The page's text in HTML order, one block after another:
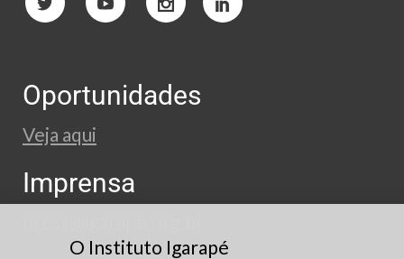
Oportunidades
Veja aqui
Imprensa
O Instituto Igarapé